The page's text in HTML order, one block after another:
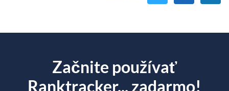
Začnite používať
Ranktracker... zadarmo!